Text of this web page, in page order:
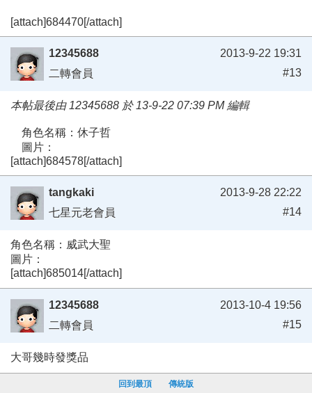
[attach]684470[/attach]
12345688
二轉會員
2013-9-22 19:31
#13
本帖最後由 12345688 於 13-9-22 07:39 PM 編輯
角色名稱：休子哲
圖片：
[attach]684578[/attach]
tangkaki
七星元老會員
2013-9-28 22:22
#14
角色名稱：威武大聖
圖片：
[attach]685014[/attach]
12345688
二轉會員
2013-10-4 19:56
#15
大哥幾時發獎品
回到最頂 傳統版